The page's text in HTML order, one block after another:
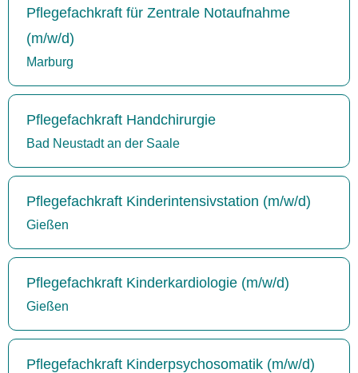
Pflegefachkraft für Zentrale Notaufnahme
(m/w/d)
Marburg
Pflegefachkraft Handchirurgie
Bad Neustadt an der Saale
Pflegefachkraft Kinderintensivstation (m/w/d)
Gießen
Pflegefachkraft Kinderkardiologie (m/w/d)
Gießen
Pflegefachkraft Kinderpsychosomatik (m/w/d)